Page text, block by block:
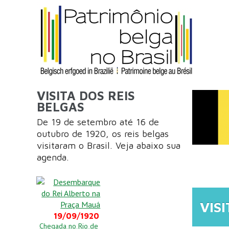
Aller au contenu principal
VISITA DOS REIS
BELGAS
De 19 de setembro até 16 de
outubro de 1920, os reis belgas
visitaram o Brasil. Veja abaixo sua
agenda.
19/09/1920
Chegada no Rio de